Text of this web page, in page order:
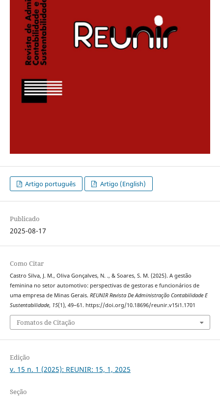
Artigo português Artigo (English)
Publicado
2025-08-17
Como Citar
Castro Silva, J. M., Oliva Gonçalves, N. ., & Soares, S. M. (2025). A gestão
feminina no setor automotivo: perspectivas de gestoras e funcionários de
uma empresa de Minas Gerais. REUNIR Revista De Administração Contabilidade E
Sustentabilidade, 15(1), 49–61. https://doi.org/10.18696/reunir.v15i1.1701
Fomatos de Citação
Edição
v. 15 n. 1 (2025): REUNIR: 15, 1, 2025
Seção